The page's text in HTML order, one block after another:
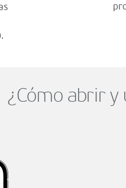
¿Cómo abrir y